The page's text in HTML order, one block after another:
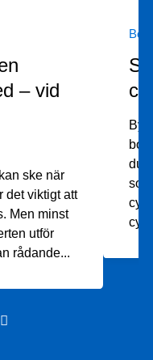
– vid
ske när
det viktigt att
Men minst
utför
rådande...
du